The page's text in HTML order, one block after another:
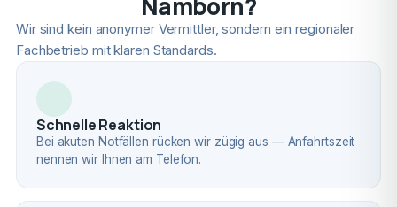
Wir sind kein anonymer Vermittler, sondern ein regionaler
Fachbetrieb mit klaren Standards.
Schnelle Reaktion
Bei akuten Notfällen rücken wir zügig aus — Anfahrtszeit
nennen wir Ihnen am Telefon.